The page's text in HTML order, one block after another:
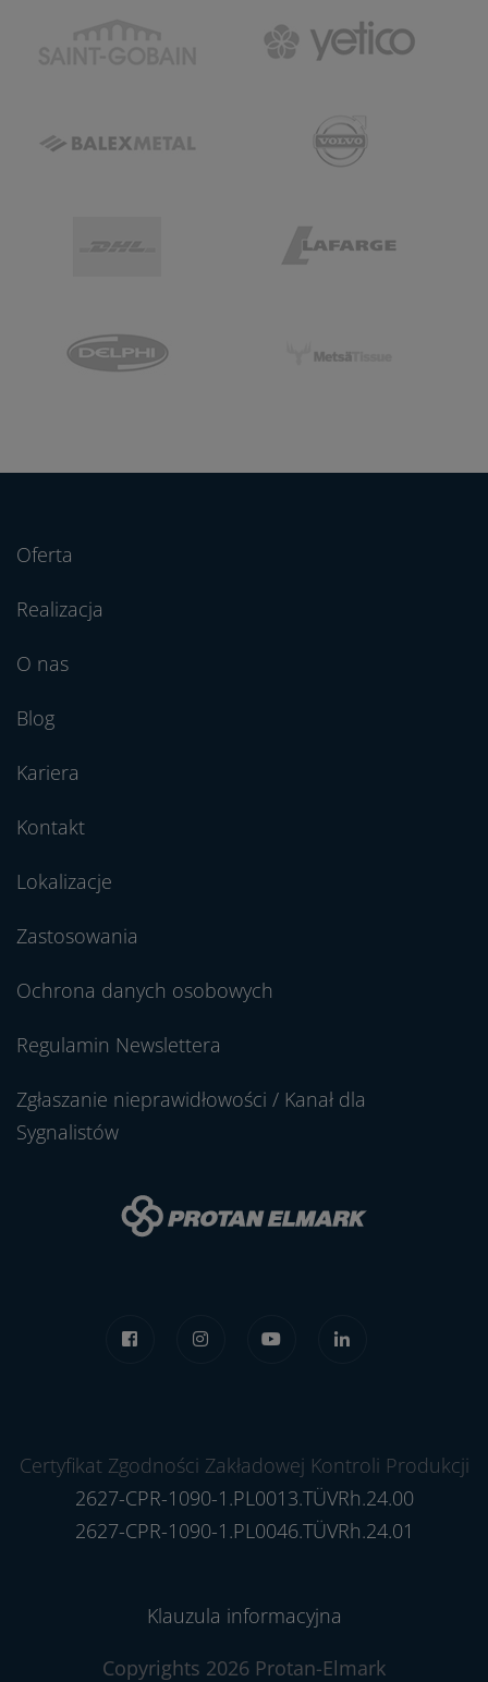
Oferta
Realizacja
O nas
Blog
Kariera
Kontakt
Lokalizacje
Zastosowania
Ochrona danych osobowych
Regulamin Newslettera
Zgłaszanie nieprawidłowości / Kanał dla
Sygnalistów
Certyfikat Zgodności Zakładowej Kontroli Produkcji
2627-CPR-1090-1.PL0013.TÜVRh.24.00
2627-CPR-1090-1.PL0046.TÜVRh.24.01
Klauzula informacyjna
Copyrights 2026 Protan-Elmark